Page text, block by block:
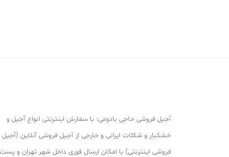
آجیل فروشی حاجی بادومی: با سفارش اینترنتی انواع آجیل و
خشکبار و شکلات ایرانی و خارجی از آجیل فروشی آنلاین (آجیل
فروشی اینترنتی) با امکان ارسال فوری داخل شهر تهران و پست